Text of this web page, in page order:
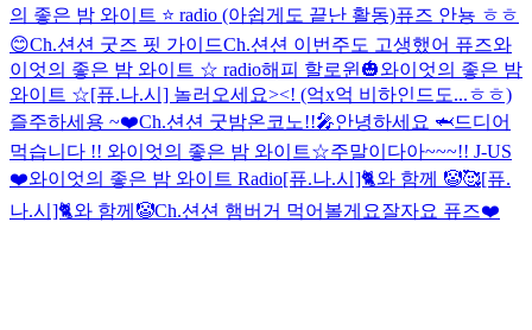
의 좋은 밤 와이트 ⭐️ radio (아쉽게도 끝난 활동)퓨즈 안뇽 ㅎㅎ
😊Ch.션션 굿즈 핏 가이드Ch.션션 이번주도 고생했어 퓨즈와
이엇의 좋은 밤 와이트 ☆ radio해피 할로윈🎃와이엇의 좋은 밤
와이트 ☆[퓨.나.시] 놀러오세요><! (억x억 비하인드도...ㅎㅎ)
즐주하세용 ~❤️Ch.션션 굿밤온코노!!🎤안녕하세요 🦈드디어
먹습니다 !! 와이엇의 좋은 밤 와이트☆주말이다아~~~!! J-US
❤️와이엇의 좋은 밤 와이트 Radio[퓨.나.시]🐈와 함께 🤡🥰[퓨.
나.시]🐈와 함께🤡Ch.션션 햄버거 먹어볼게요잘자요 퓨즈❤️